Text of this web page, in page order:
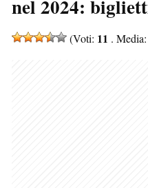
nel 2024:
(Voti: 11 . Media: